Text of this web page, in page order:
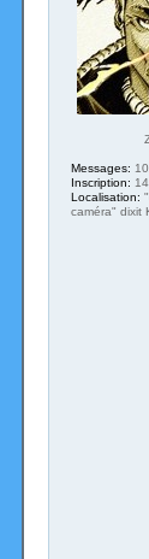
Messages:
Inscription:
Localisation:
caméra" dixit